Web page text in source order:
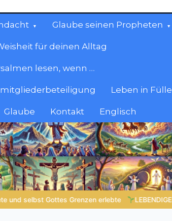
Glaube seinen Propheten
für deinen Alltag
lesen, wenn …
Leben in Fülle
Glaube Kontakt Englisch
GLAUBENSLEBEN | Lektion 6.Geistliche Gaben |